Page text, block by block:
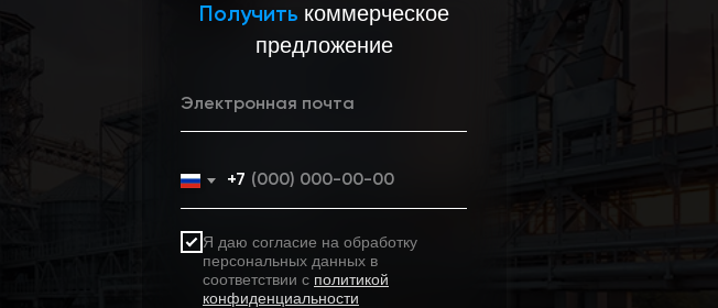
Получить коммерческое
предложение
+7
Я даю согласие на обработку
персональных данных в
соответствии с политикой
конфиденциальности